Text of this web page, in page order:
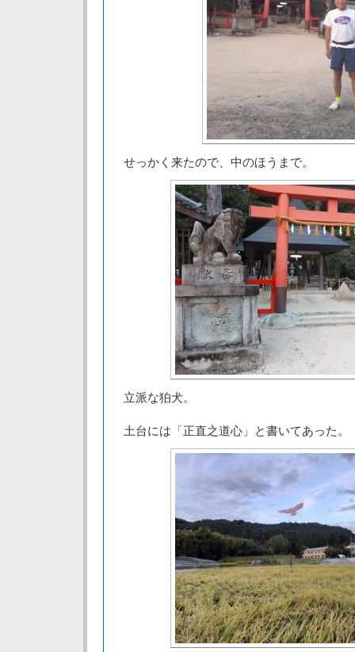
せっかく来たので、中のほうまで。
立派な狛犬。
土台には「正直之道心」と書いてあった。